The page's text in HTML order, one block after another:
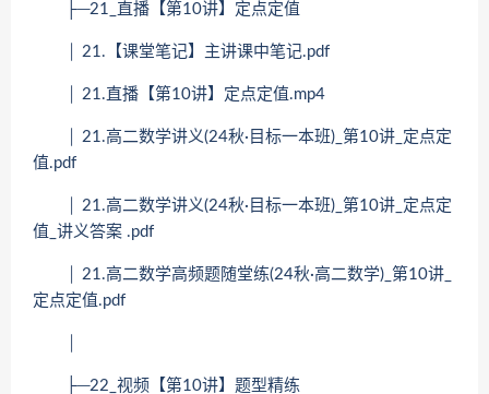
├─21_直播【第10讲】定点定值
│ 21.【课堂笔记】主讲课中笔记.pdf
│ 21.直播【第10讲】定点定值.mp4
│ 21.高二数学讲义(24秋·目标一本班)_第10讲_定点定
值.pdf
│ 21.高二数学讲义(24秋·目标一本班)_第10讲_定点定
值_讲义答案 .pdf
│ 21.高二数学高频题随堂练(24秋·高二数学)_第10讲_
定点定值.pdf
├─22_视频【第10讲】题型精练